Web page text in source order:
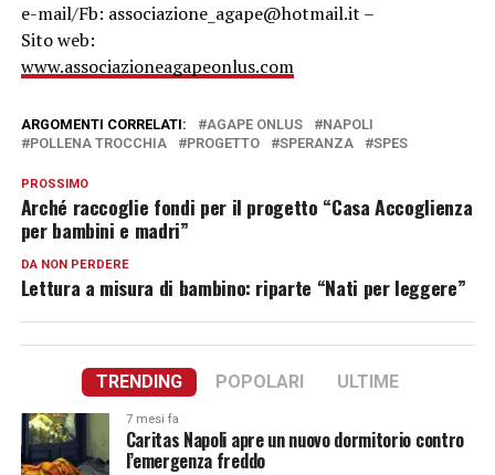
e-mail/Fb: associazione_agape@hotmail.it –
Sito web:
www.associazioneagapeonlus.com
ARGOMENTI CORRELATI: AGAPE ONLUS
NAPOLI
POLLENA TROCCHIA
PROGETTO SPERANZA SPES
PROSSIMO
Arché raccoglie fondi per il progetto “Casa Accoglienza
per bambini e madri”
DA NON PERDERE
Lettura a misura di bambino: riparte “Nati per leggere”
TRENDING POPOLARI ULTIME
7 mesi fa
Caritas Napoli apre un nuovo dormitorio contro
l’emergenza freddo